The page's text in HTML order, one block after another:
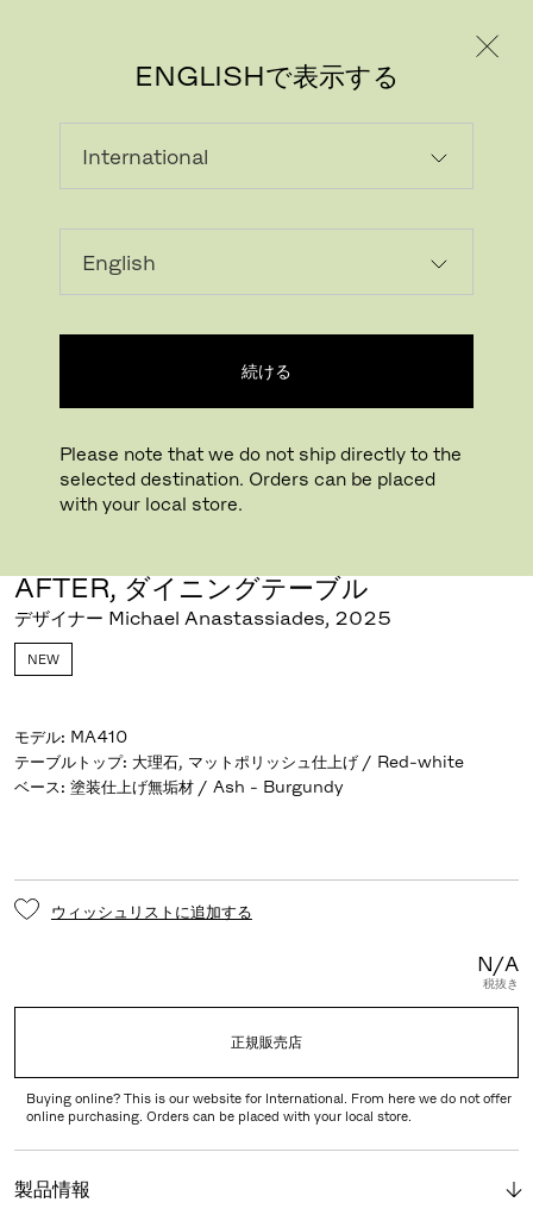
ENGLISHで表示する
続ける
Please note that we do not ship directly to the
selected destination. Orders can be placed
with your local store.
AFTER, ダイニングテーブル
デザイナー Michael Anastassiades, 2025
NEW
モデル: MA410
テーブルトップ: 大理石, マットポリッシュ仕上げ / Red-white
ベース: 塗装仕上げ無垢材 / Ash - Burgundy
ウィッシュリストに追加する
N/A
税抜き
正規販売店
Buying online? This is our website for International. From here we do not offer
online purchasing. Orders can be placed with your local store.
製品情報